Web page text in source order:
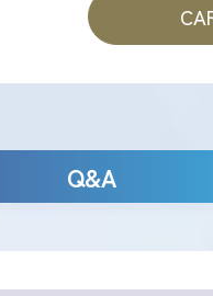
Q&A